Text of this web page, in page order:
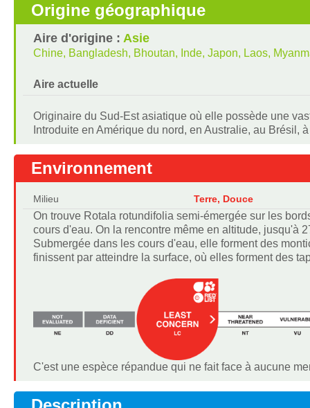
Origine géographique
Aire d'origine : Asie
Chine, Bangladesh, Bhoutan, Inde, Japon, Laos,
Aire actuelle
Originaire du Sud-Est asiatique où elle possède une
Introduite en Amérique du nord, en Australie, au Brésil,
Environnement
Milieu Terre, Douce
On trouve Rotala rotundifolia semi-émergée sur les
cours d'eau. On la rencontre même en altitude, jusqu'à
Submergée dans les cours d'eau, elle forment des
finissent par atteindre la surface, où elles forment des
C'est une espèce répandue qui ne fait face à aucune